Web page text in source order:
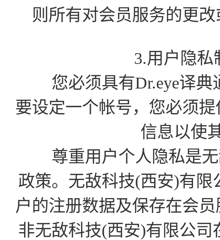
则所有对会员服务的更
3.用户隐私
您必须具有Dr.eye译典
要设定一个帐号，您必须
信息以使
尊重用户个人隐私是无
政策。无敌科技(西安)有
户的注册数据及保存在会
非无敌科技(西安)有限公